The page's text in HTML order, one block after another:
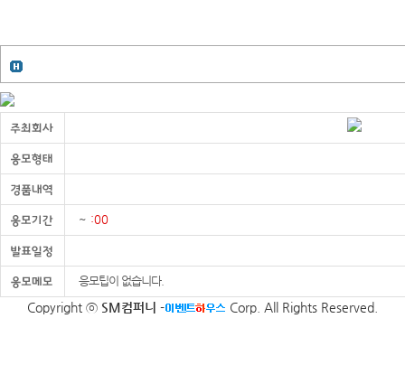
~ :00
응모팁이 없습니다.
Copyright ⓒ SM컴퍼니 - Corp. All Rights Reserved.